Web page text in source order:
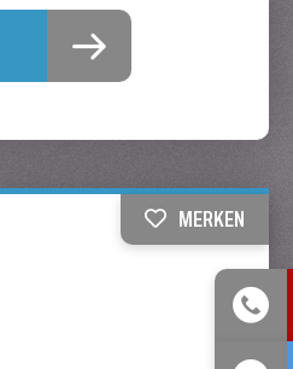
MERKEN